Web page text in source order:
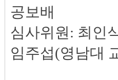
공보배
심사위원: 최인
임주섭(영남대